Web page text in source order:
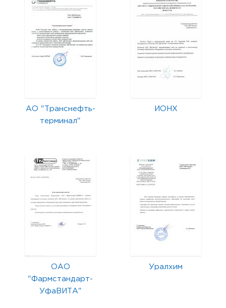
АО "Транснефть-
терминал"
ИОНХ
ОАО
"Фармстандарт-
УфаВИТА"
Уралхим